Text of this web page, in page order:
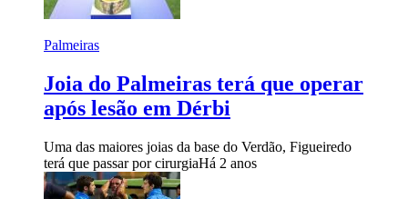
Palmeiras
Joia do Palmeiras terá que operar
após lesão em Dérbi
Uma das maiores joias da base do Verdão, Figueiredo
terá que passar por cirurgiaHá 2 anos